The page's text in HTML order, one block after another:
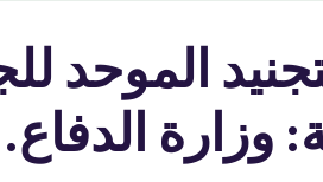
الموحد
الدفاع.